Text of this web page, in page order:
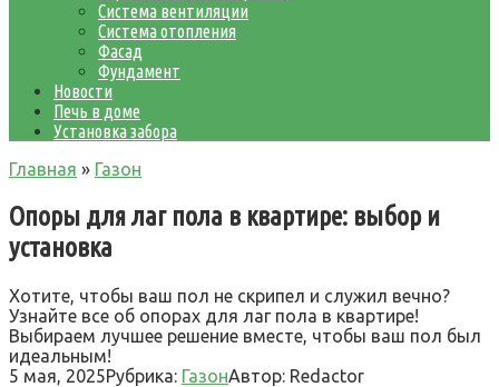
Система вентиляции
Система отопления
Фасад
Фундамент
Новости
Печь в доме
Установка забора
Главная » Газон
Опоры для лаг пола в квартире: выбор и
установка
Хотите, чтобы ваш пол не скрипел и служил вечно?
Узнайте все об опорах для лаг пола в квартире!
Выбираем лучшее решение вместе, чтобы ваш пол был
идеальным!
5 мая, 2025Рубрика: ГазонАвтор: Redactor